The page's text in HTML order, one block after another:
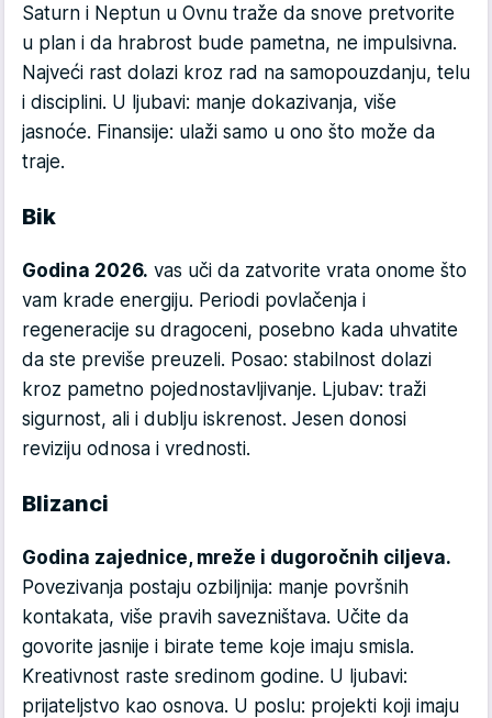
Saturn i Neptun u Ovnu traže da snove pretvorite
u plan i da hrabrost bude pametna, ne impulsivna.
Najveći rast dolazi kroz rad na samopouzdanju, telu
i disciplini. U ljubavi: manje dokazivanja, više
jasnoće. Finansije: ulaži samo u ono što može da
traje.
Bik
Godina 2026. vas uči da zatvorite vrata onome što
vam krade energiju. Periodi povlačenja i
regeneracije su dragoceni, posebno kada uhvatite
da ste previše preuzeli. Posao: stabilnost dolazi
kroz pametno pojednostavljivanje. Ljubav: traži
sigurnost, ali i dublju iskrenost. Jesen donosi
reviziju odnosa i vrednosti.
Blizanci
Godina zajednice, mreže i dugoročnih ciljeva.
Povezivanja postaju ozbiljnija: manje površnih
kontakata, više pravih savezništava. Učite da
govorite jasnije i birate teme koje imaju smisla.
Kreativnost raste sredinom godine. U ljubavi:
prijateljstvo kao osnova. U poslu: projekti koji imaju